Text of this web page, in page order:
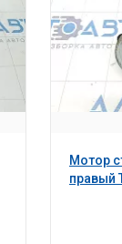
Мотор
правый